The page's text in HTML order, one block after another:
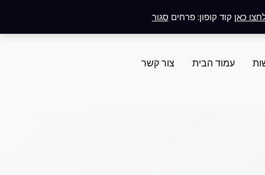
כאן קוד קופון: פרחים סגור
עמוד הבית צור קשר